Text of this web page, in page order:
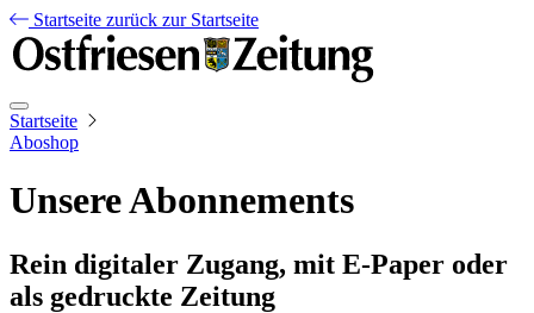
Startseite zurück zur Startseite
Startseite
Aboshop
Unsere Abonnements
Rein digitaler Zugang, mit E-Paper oder
als gedruckte Zeitung